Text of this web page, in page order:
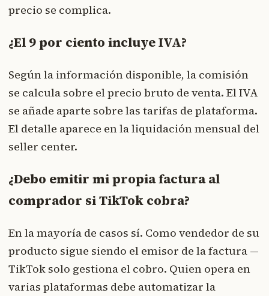
precio se complica.
¿El 9 por ciento incluye IVA?
Según la información disponible, la comisión
se calcula sobre el precio bruto de venta. El IVA
se añade aparte sobre las tarifas de plataforma.
El detalle aparece en la liquidación mensual del
seller center.
¿Debo emitir mi propia factura al
comprador si TikTok cobra?
En la mayoría de casos sí. Como vendedor de su
producto sigue siendo el emisor de la factura —
TikTok solo gestiona el cobro. Quien opera en
varias plataformas debe automatizar la